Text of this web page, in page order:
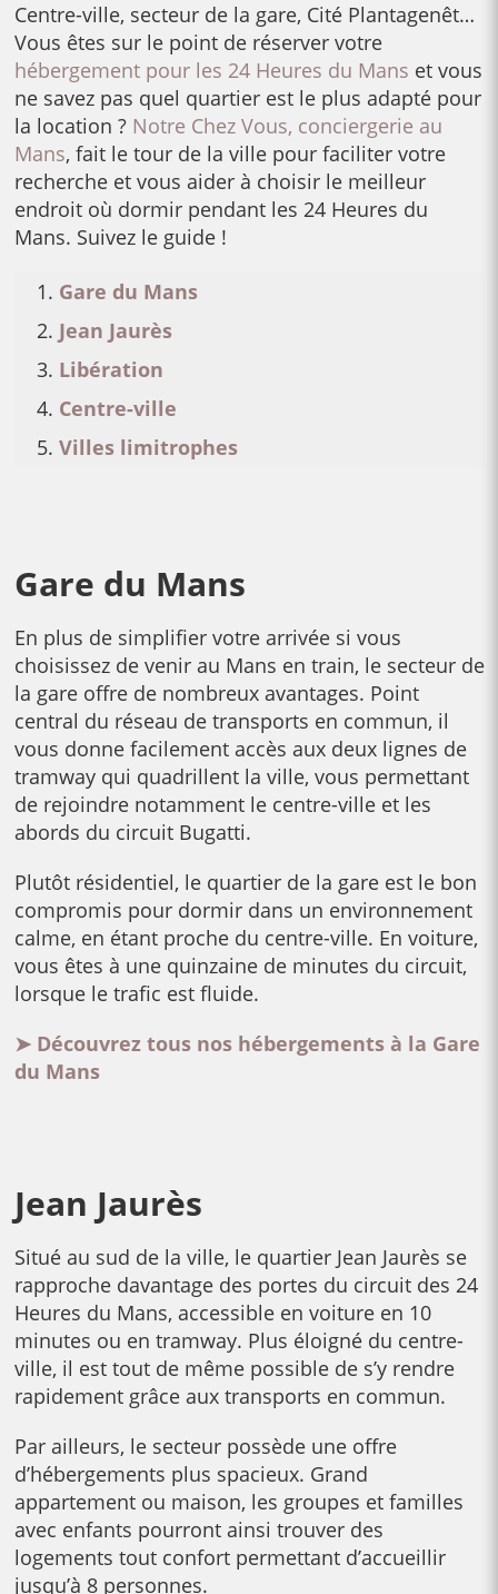
Centre-ville, secteur de la gare, Cité Plantagenêt…
Vous êtes sur le point de réserver votre
hébergement pour les 24 Heures du Mans et vous
ne savez pas quel quartier est le plus adapté pour
la location ? Notre Chez Vous, conciergerie au
Mans, fait le tour de la ville pour faciliter votre
recherche et vous aider à choisir le meilleur
endroit où dormir pendant les 24 Heures du
Mans. Suivez le guide !
Gare du Mans
Jean Jaurès
Libération
Centre-ville
Villes limitrophes
Gare du Mans
En plus de simplifier votre arrivée si vous
choisissez de venir au Mans en train, le secteur de
la gare offre de nombreux avantages. Point
central du réseau de transports en commun, il
vous donne facilement accès aux deux lignes de
tramway qui quadrillent la ville, vous permettant
de rejoindre notamment le centre-ville et les
abords du circuit Bugatti.
Plutôt résidentiel, le quartier de la gare est le bon
compromis pour dormir dans un environnement
calme, en étant proche du centre-ville. En voiture,
vous êtes à une quinzaine de minutes du circuit,
lorsque le trafic est fluide.
➤ Découvrez tous nos hébergements à la Gare
du Mans
Jean Jaurès
Situé au sud de la ville, le quartier Jean Jaurès se
rapproche davantage des portes du circuit des 24
Heures du Mans, accessible en voiture en 10
minutes ou en tramway. Plus éloigné du centre-
ville, il est tout de même possible de s’y rendre
rapidement grâce aux transports en commun.
Par ailleurs, le secteur possède une offre
d’hébergements plus spacieux. Grand
appartement ou maison, les groupes et familles
avec enfants pourront ainsi trouver des
logements tout confort permettant d’accueillir
jusqu’à 8 personnes.